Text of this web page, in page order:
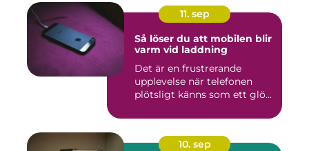
11. sep
Så löser du att mobilen blir
varm vid laddning
Det är en frustrerande
upplevelse när telefonen
plötsligt känns som ett glö...
10. sep